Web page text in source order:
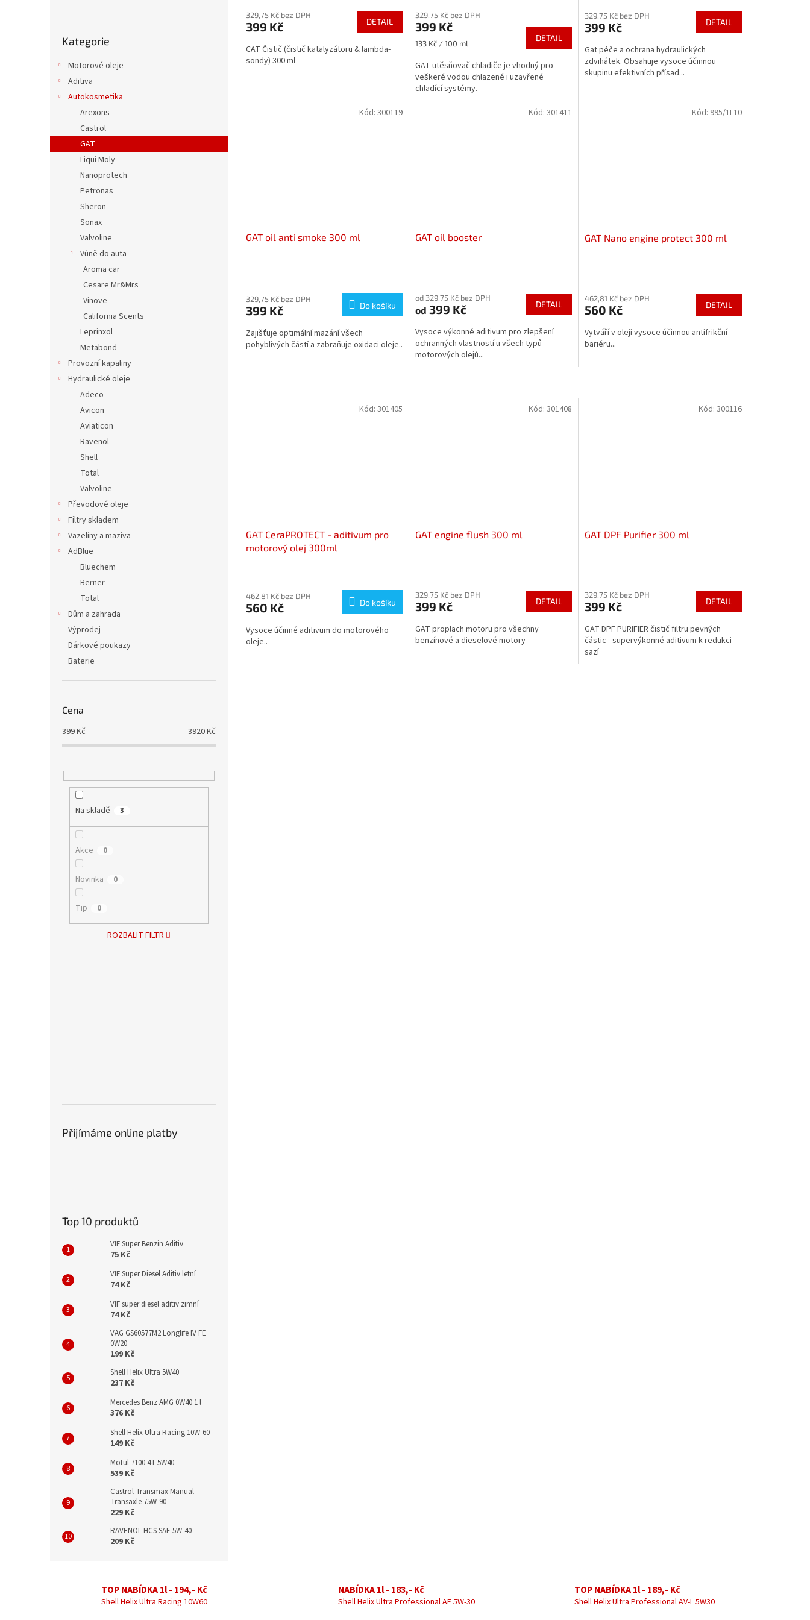
kategorie
Kategorie
Motorové oleje
Aditiva
Autokosmetika
Arexons
Castrol
GAT
Liqui Moly
Nanoprotech
Petronas
Sheron
Sonax
Valvoline
Vůně do auta
Aroma car
Cesare Mr&Mrs
Vinove
California Scents
Leprinxol
Metabond
Provozní kapaliny
Hydraulické oleje
Adeco
Avicon
Aviaticon
Ravenol
Shell
Total
Valvoline
Převodové oleje
Filtry skladem
Vazelíny a maziva
AdBlue
Bluechem
Berner
Total
Dům a zahrada
Výprodej
Dárkové poukazy
Baterie
Cena
399Kč 3920Kč
Na skladě 3
Akce 0
Novinka 0
Tip 0
ROZBALIT FILTR
Přijímáme online platby
Top 10 produktů
VIF Super Benzin Aditiv
75 Kč
VIF Super Diesel Aditiv letní
74 Kč
VIF super diesel aditiv zimní
74 Kč
VAG GS60577M2 Longlife IV FE
0W20
199 Kč
Shell Helix Ultra 5W40
237 Kč
Mercedes Benz AMG 0W40 1 l
376 Kč
Shell Helix Ultra Racing 10W-60
149 Kč
Motul 7100 4T 5W40
539 Kč
Castrol Transmax Manual
Transaxle 75W-90
229 Kč
RAVENOL HCS SAE 5W-40
209 Kč
329,75 Kč bez DPH
399 Kč DETAIL
CAT Čistič (čistič katalyzátoru & lambda-
sondy) 300 ml
329,75 Kč bez DPH
399 Kč
Měrná
133 Kč / 100 ml
DETAIL
GAT utěsňovač chladiče je vhodný pro
veškeré vodou chlazené i uzavřené
chladící systémy.
329,75 Kč bez DPH
399 Kč DETAIL
Gat péče a ochrana hydraulických
zdvihátek. Obsahuje vysoce účinnou
skupinu efektivních přísad...
GAT oil anti smoke 300 ml
329,75 Kč bez DPH
399 Kč Do košíku
Zajišťuje optimální mazání všech
pohyblivých částí a zabraňuje oxidaci oleje..
Kód: 300119
GAT oil booster
produktu
je
z
5
hvězdiček.
od 329,75 Kč bez DPH
od 399 Kč DETAIL
Vysoce výkonné aditivum pro zlepšení
ochranných vlastností u všech typů
motorových olejů...
Kód: 301411
GAT Nano engine protect 300 ml
462,81 Kč bez DPH
560 Kč DETAIL
Vytváří v oleji vysoce účinnou antifrikční
bariéru...
Kód: 995/1L10
GAT CeraPROTECT - aditivum pro
motorový olej 300ml
produktu
je
z
5
462,81 Kč bez DPH
560 Kč Do košíku
Vysoce účinné aditivum do motorového
oleje..
Kód: 301405
GAT engine flush 300 ml
329,75 Kč bez DPH
399 Kč DETAIL
GAT proplach motoru pro všechny
benzínové a dieselové motory
Kód: 301408
GAT DPF Purifier 300 ml
329,75 Kč bez DPH
399 Kč DETAIL
GAT DPF PURIFIER čistič filtru pevných
částic - supervýkonné aditivum k redukci
sazí
Kód: 300116
TOP NABÍDKA 1l - 194,- Kč
Shell Helix Ultra Racing 10W60
NABÍDKA 1l - 183,- Kč
Shell Helix Ultra Professional AF 5W-30
TOP NABÍDKA 1l - 189,- Kč
Shell Helix Ultra Professional AV-L 5W30